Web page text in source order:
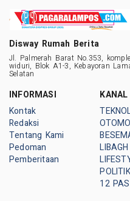
Disway Rumah Berita
Jl. Palmerah Barat No.353,
widuri, Blok A1-3, Kebayoran
Selatan
INFORMASI
Kontak
Redaksi
Tentang Kami
Pedoman
Pemberitaan
KANAL
LIBAGH
POLITIK
12 PAS